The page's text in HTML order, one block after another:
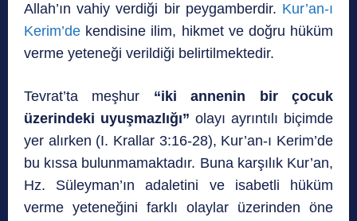
Allah’ın vahiy verdiği bir peygamberdir. Kur’an-ı
Kerim’de kendisine ilim, hikmet ve doğru hüküm
verme yeteneği verildiği belirtilmektedir.
Tevrat’ta meşhur “iki annenin bir çocuk
üzerindeki uyuşmazlığı” olayı ayrıntılı biçimde
yer alırken (I. Krallar 3:16-28), Kur’an-ı Kerim’de
bu kıssa bulunmamaktadır. Buna karşılık Kur’an,
Hz. Süleyman’ın adaletini ve isabetli hüküm
verme yeteneğini farklı olaylar üzerinden öne